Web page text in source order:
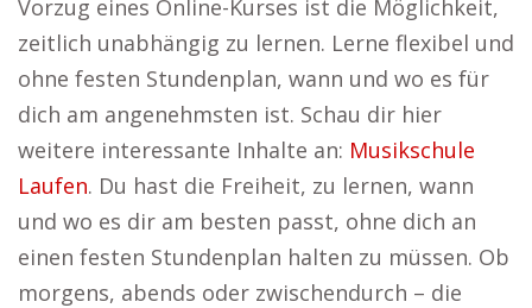
Vorzug eines Online-Kurses ist die Möglichkeit,
zeitlich unabhängig zu lernen. Lerne flexibel und
ohne festen Stundenplan, wann und wo es für
dich am angenehmsten ist. Schau dir hier
weitere interessante Inhalte an: Musikschule
Laufen. Du hast die Freiheit, zu lernen, wann
und wo es dir am besten passt, ohne dich an
einen festen Stundenplan halten zu müssen. Ob
morgens, abends oder zwischendurch – die